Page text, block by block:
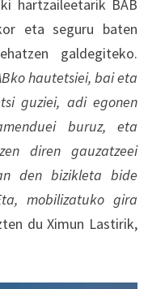
hartzaileetarik BAB
eta seguru baten
galdegiteko.
hautetsiei, bai eta
guziei, adi egonen
buruz, eta
diren gauzatzeei
den bizikleta bide
mobilizatuko gira
du Ximun Lastirik,